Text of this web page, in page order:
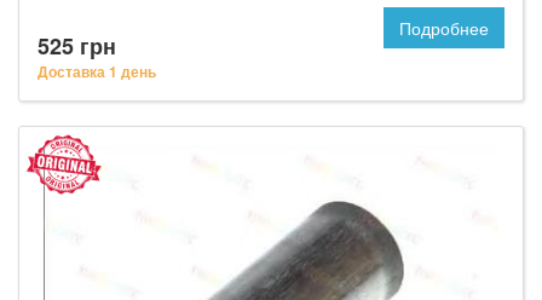
525 грн
Доставка 1 день
Подробнее